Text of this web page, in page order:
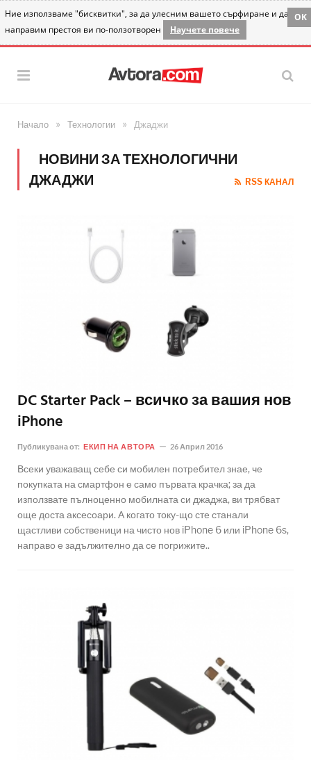
Ние използваме "бисквитки", за да улесним вашето сърфиране и да
направим престоя ви по-ползотворен
Научете повече
OK
Начало » Технологии » Джаджи
НОВИНИ ЗА ТЕХНОЛОГИЧНИ
ДЖАДЖИ
RSS КАНАЛ
DC Starter Pack – всичко за вашия нов
iPhone
Публикувана от: ЕКИП НА АВТОРА 26 Април 2016
Всеки уважаващ себе си мобилен потребител знае, че
покупката на смартфон е само първата крачка; за да
използвате пълноценно мобилната си джаджа, ви трябват
още доста аксесоари. А когато току-що сте станали
щастливи собственици на чисто нов iPhone 6 или iPhone 6s,
направо е задължително да се погрижите..